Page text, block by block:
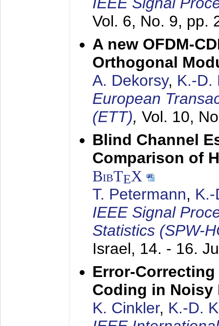
Vol. 6, No. 9, pp.
A new OFDM-
Orthogonal
A. Dekorsy, K.-D.
European
(ETT), Vol. 10,
Blind Channel
Comparison of
BibTEX
T. Petermann,
IEEE Signal
Statistics (SPW-
Israel, 14. - 16.
Error-
Coding in Noisy
K. Cinkler, K.-D.